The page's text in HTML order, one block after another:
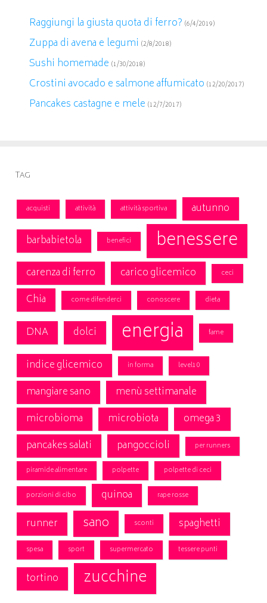
Raggiungi la giusta quota di ferro? (6/4/2019)
Zuppa di avena e legumi (2/8/2018)
Sushi homemade (1/30/2018)
Crostini avocado e salmone affumicato (12/20/2017)
Pancakes castagne e mele (12/7/2017)
Tag
acquisti attività attività sportiva
autunno
barbabietola
benefici benessere
carenza di ferro carico glicemico ceci
Chia come difenderci conoscere dieta
DNA dolci energia fame
indice glicemico in forma level10
mangiare sano
menù settimanale
microbioma
microbiota
omega 3
pancakes salati
pangoccioli per runners
piramide alimentare polpette polpette di ceci
porzioni di cibo quinoa rape rosse
runner sano sconti spaghetti
spesa sport supermercato tessere punti
tortino zucchine